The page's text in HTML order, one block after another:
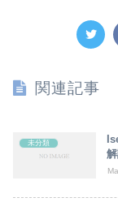
関連記事
未分類